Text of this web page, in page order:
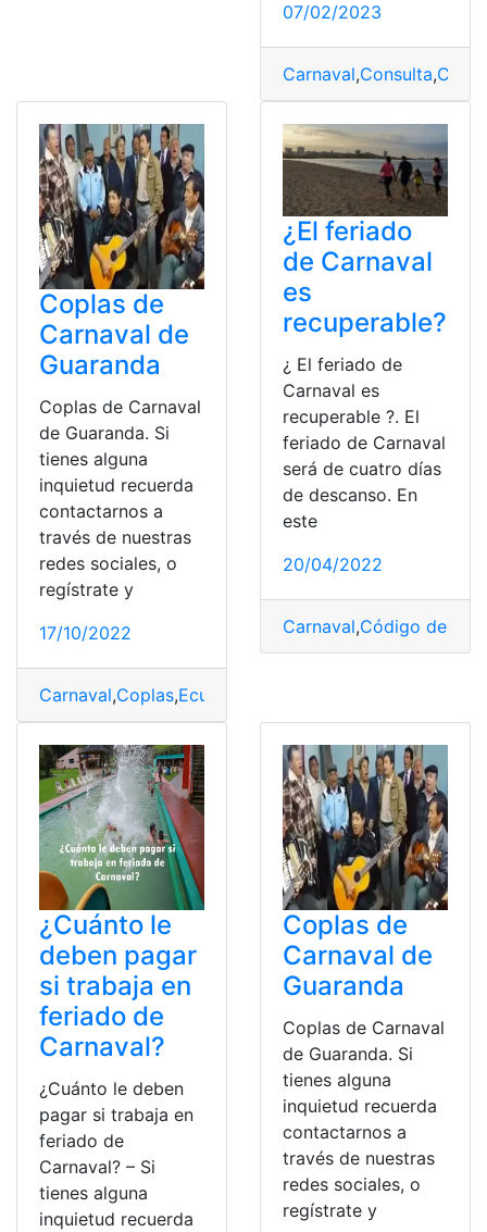
07/02/2023
Carnaval,Consulta,
Coplas de
Carnaval de
Guaranda
Coplas de Carnaval
de Guaranda. Si
tienes alguna
inquietud recuerda
contactarnos a
través de nuestras
redes sociales, o
regístrate y
17/10/2022
Carnaval,Coplas,Ecuador
¿El feriado
de Carnaval
es
recuperable?
¿ El feriado de
Carnaval es
recuperable ?. El
feriado de Carnaval
será de cuatro días
de descanso. En
este
20/04/2022
Carnaval,Código del
¿Cuánto le
deben pagar
si trabaja en
feriado de
Carnaval?
¿Cuánto le deben
pagar si trabaja en
feriado de
Carnaval? – Si
tienes alguna
inquietud recuerda
Coplas de
Carnaval de
Guaranda
Coplas de Carnaval
de Guaranda. Si
tienes alguna
inquietud recuerda
contactarnos a
través de nuestras
redes sociales, o
regístrate y